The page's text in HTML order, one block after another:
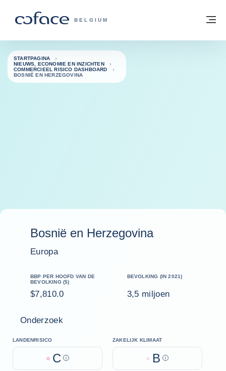
COFACE, FOR TRADE - GROEP
BELGIUM
Terug naar startpagina
STARTPAGINA
NIEUWS, ECONOMIE EN INZICHTEN
COMMERCIEEL RISICO DASHBOARD
BOSNIË EN HERZEGOVINA
Bosnië en Herzegovina
Europa
BBP PER HOOFD VAN DE
BEVOLKING ($)
$7,810.0
BEVOLKING (IN 2021)
3,5 miljoen
Onderzoek
LANDENRISICO
C Help
ZAKELIJK KLIMAAT
B Help